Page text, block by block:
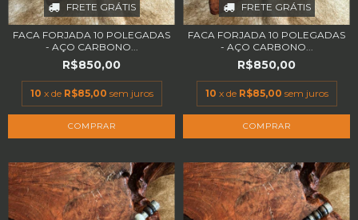
FRETE GRÁTIS
FACA FORJADA 10 POLEGADAS
- AÇO CARBONO...
R$850,00
10 x de R$85,00 sem juros
FRETE GRÁTIS
FACA FORJADA 10 POLEGADAS
- AÇO CARBONO...
R$850,00
10 x de R$85,00 sem juros